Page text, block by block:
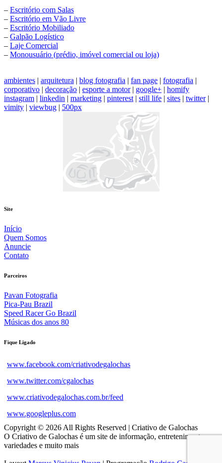
– Escritório com Salas
– Escritório em Vão Livre
– Escritório Mobiliado
– Galpão Logístico
– Laje Comercial
– Monousuário (prédio, imóvel comercial ou loja)
ambientes | arquitetura | blog fotografia | fan page | fotografia |
corporativo | decoração | esporte a motor| google+ | homify
instagram | linkedin | marketing | pinterest | still life | sites | twitter|
vimity | viewbug | 500px
Site
Início
Quem Somos
Anuncie
Contato
Parceiros
Pavan Fotografia
Pica-Pau Brazil
Speed Racer Go Brazil
Músicas dos anos 80
Fique Ligado
www.facebook.com/criativodegalochas
www.twitter.com/cgalochas
www.criativodegalochas.com.br/feed
www.googleplus.com
Copyright © 2026 All Rights Reserved | Criativo de Galochas
O Criativo de Galochas é um site de informação, entretenimento,
variedades e muito mais